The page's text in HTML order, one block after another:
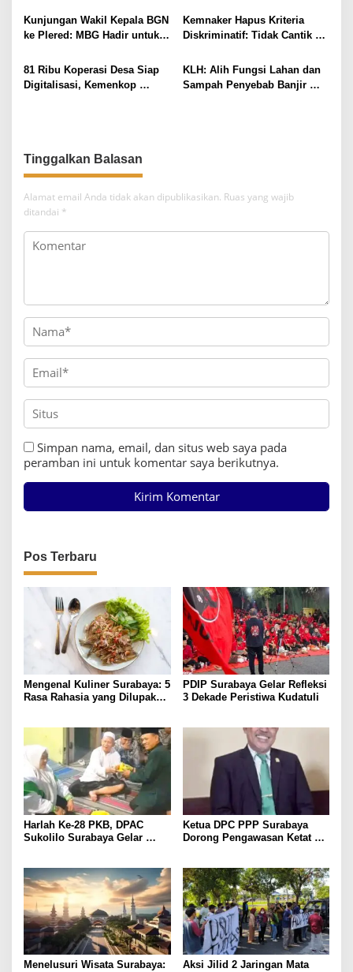
o
Pertanian
Kunjungan Wakil Kepala BGN
ke Plered: MBG Hadir untuk
Kemnaker Hapus Kriteria
Diskriminatif: Tidak Cantik
81 Ribu Koperasi Desa Siap
Digitalisasi, Kemenkop
KLH: Alih Fungsi Lahan dan
Sampah Penyebab Banjir
Alamat email Anda tidak akan dipublikasikan. Ruas yang wajib
ditandai *
Simpan nama, email, dan situs web saya pada
peramban ini untuk komentar saya berikutnya.
Pos Terbaru
Mengenal Kuliner Surabaya: 5
Rasa Rahasia yang Dilupakan
PDIP Surabaya Gelar Refleksi
3 Dekade Peristiwa Kudatuli
Harlah Ke-28 PKB, DPAC
Sukolilo Surabaya Gelar
Ketua DPC PPP Surabaya
Dorong Pengawasan Ketat
Pelanggaran
Menelusuri Wisata Surabaya:
Aksi Jilid 2 Jaringan Mata